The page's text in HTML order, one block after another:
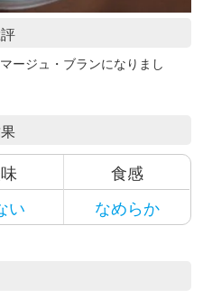
ージュ・ブランになりまし
食感
い なめらか